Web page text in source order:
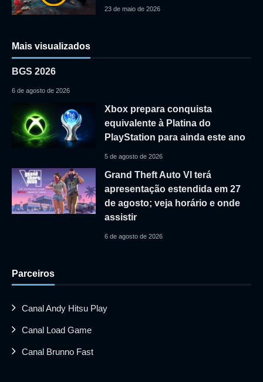
23 de maio de 2026
Mais visualizados
BGS 2026
6 de agosto de 2026
Xbox prepara conquista
equivalente à Platina do
PlayStation para ainda este ano
5 de agosto de 2026
Grand Theft Auto VI terá
apresentação estendida em 27
de agosto; veja horário e onde
assistir
6 de agosto de 2026
Parceiros
Canal Andy Hitsu Play
Canal Load Game
Canal Brunno Fast